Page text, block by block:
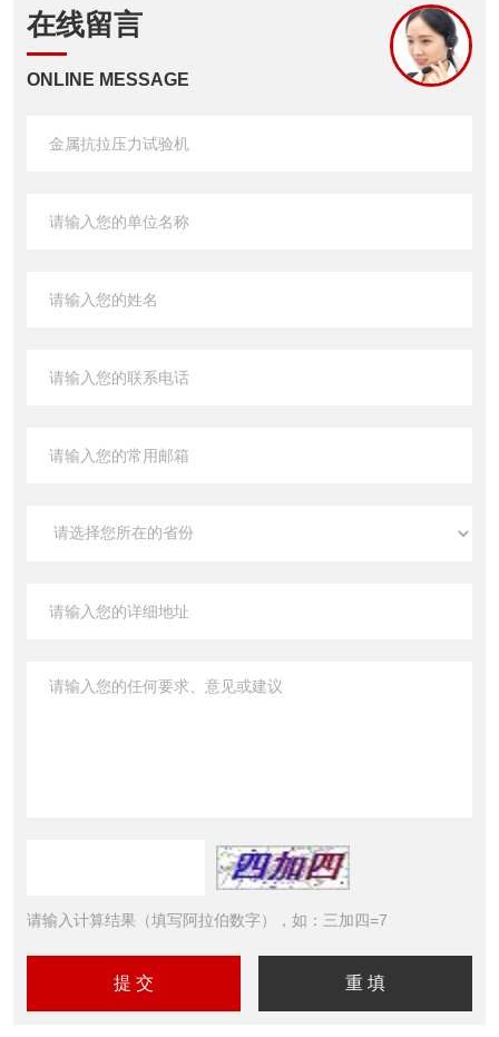
在线留言
ONLINE MESSAGE
请输入计算结果（填写阿拉伯数字），如：三加四=7